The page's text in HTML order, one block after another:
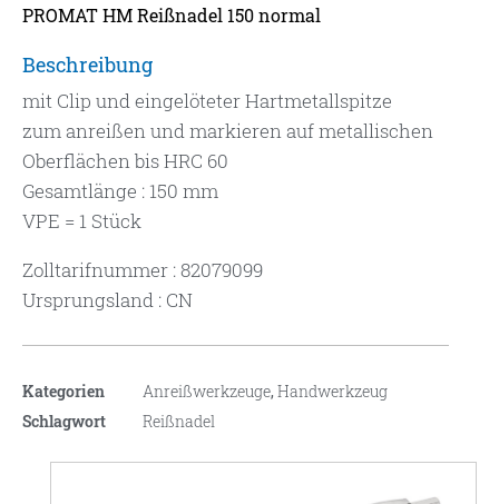
PROMAT HM Reißnadel 150 normal
Beschreibung
mit Clip und eingelöteter Hartmetallspitze
zum anreißen und markieren auf metallischen
Oberflächen bis HRC 60
Gesamtlänge : 150 mm
VPE = 1 Stück
Zolltarifnummer : 82079099
Ursprungsland : CN
Kategorien Anreißwerkzeuge,Handwerkzeug
Schlagwort
Reißnadel